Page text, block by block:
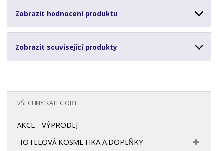
Zobrazit hodnocení produktu
Zobrazit související produkty
VŠECHNY KATEGORIE
AKCE - VÝPRODEJ
HOTELOVÁ KOSMETIKA A DOPLŇKY